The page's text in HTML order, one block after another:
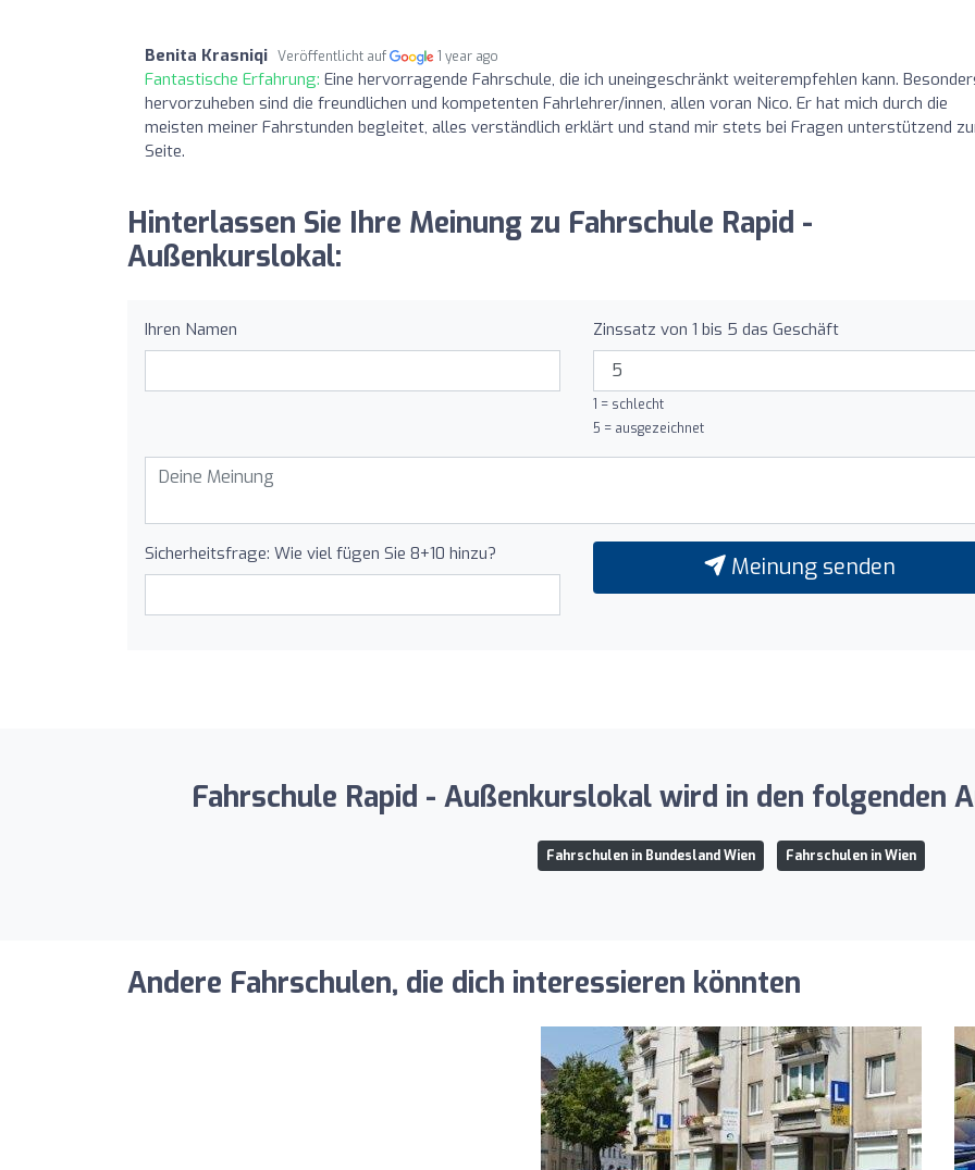
Benita Krasniqi Veröffentlicht auf 1 year ago
Fantastische Erfahrung: Eine hervorragende Fahrschule, die ich uneingeschränkt weiterempfehlen kann.
hervorzuheben sind die freundlichen und kompetenten Fahrlehrer/innen, allen voran Nico. Er hat mich durch die
meisten meiner Fahrstunden begleitet, alles verständlich erklärt und stand mir stets bei Fragen unterstützend
Seite.
Hinterlassen Sie Ihre Meinung zu Fahrschule Rapid -
Außenkurslokal:
Ihren Namen Zinssatz von 1 bis 5 das Geschäft
1 = schlecht
5 = ausgezeichnet
Sicherheitsfrage: Wie viel fügen Sie 8+10 hinzu? Meinung senden
Fahrschule Rapid - Außenkurslokal wird in den folgenden
Fahrschulen in Bundesland Wien Fahrschulen in Wien
Andere Fahrschulen, die dich interessieren könnten